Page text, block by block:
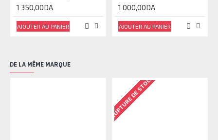
1 350,00DA
AJOUTER AU PANIER
1 000,00DA
AJOUTER AU PANIER
DE LA MÊME MARQUE
RUPTURE DE STOCK